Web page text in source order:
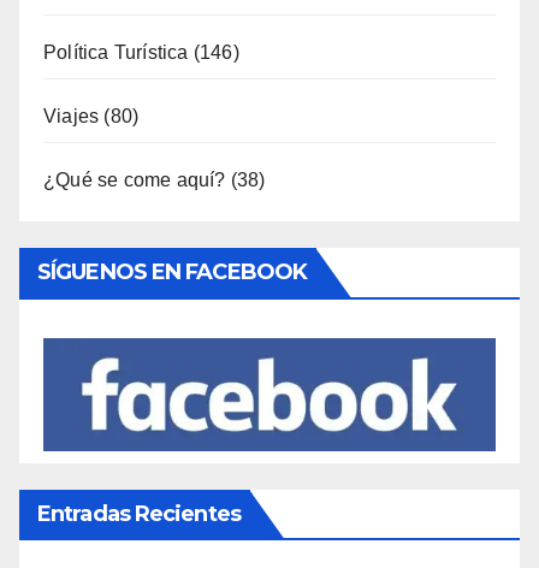
Política Turística (146)
Viajes (80)
¿Qué se come aquí? (38)
SÍGUENOS EN FACEBOOK
Entradas Recientes